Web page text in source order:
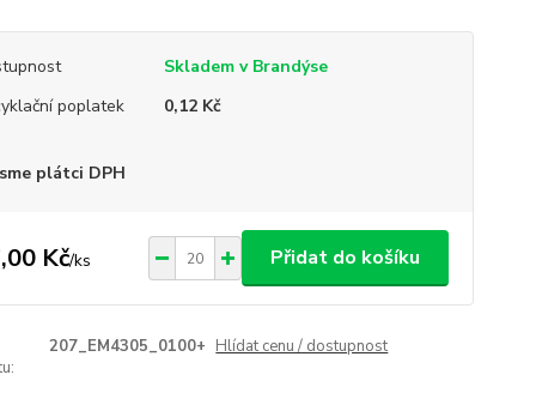
Skladem v Brandýse
poplatek
0,12 Kč
plátci DPH
Kč/ks Přidat do košíku
207_EM4305_0100+ Hlídat cenu / dostupnost